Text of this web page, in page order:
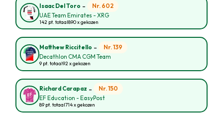
Isaac Del Toro - Nr. 602
UAE Team Emirates - XRG
142 pt. totaal890 x gekozen
Matthew Riccitello - Nr. 139
Decathlon CMA CGM Team
9 pt. totaal92 x gekozen
Richard Carapaz - Nr. 150
EF Education - EasyPost
89 pt. totaal714 x gekozen